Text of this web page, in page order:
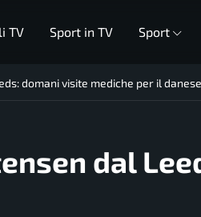
TV Sport in TV Sport
domani visite mediche per il danese
dal